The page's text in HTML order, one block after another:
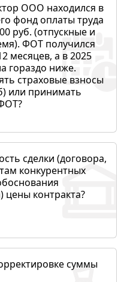
ООО находился в
фонд оплаты труда
руб. (отпускные и
ФОТ получился
месяцев, а в 2025
гораздо ниже.
страховые взносы
или принимать
сделки (договора,
конкурентных
контракта?
суммы